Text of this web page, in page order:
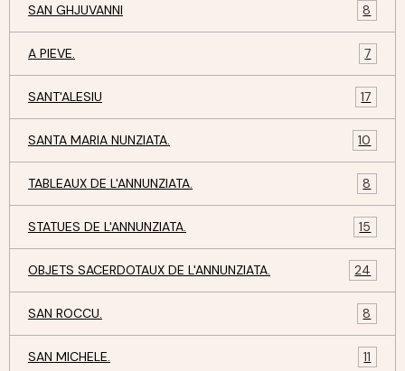
SAN GHJUVANNI 8
A PIEVE. 7
SANT'ALESIU 17
SANTA MARIA NUNZIATA. 10
TABLEAUX DE L'ANNUNZIATA. 8
STATUES DE L'ANNUNZIATA. 15
OBJETS SACERDOTAUX DE L'ANNUNZIATA. 24
SAN ROCCU. 8
SAN MICHELE. 11